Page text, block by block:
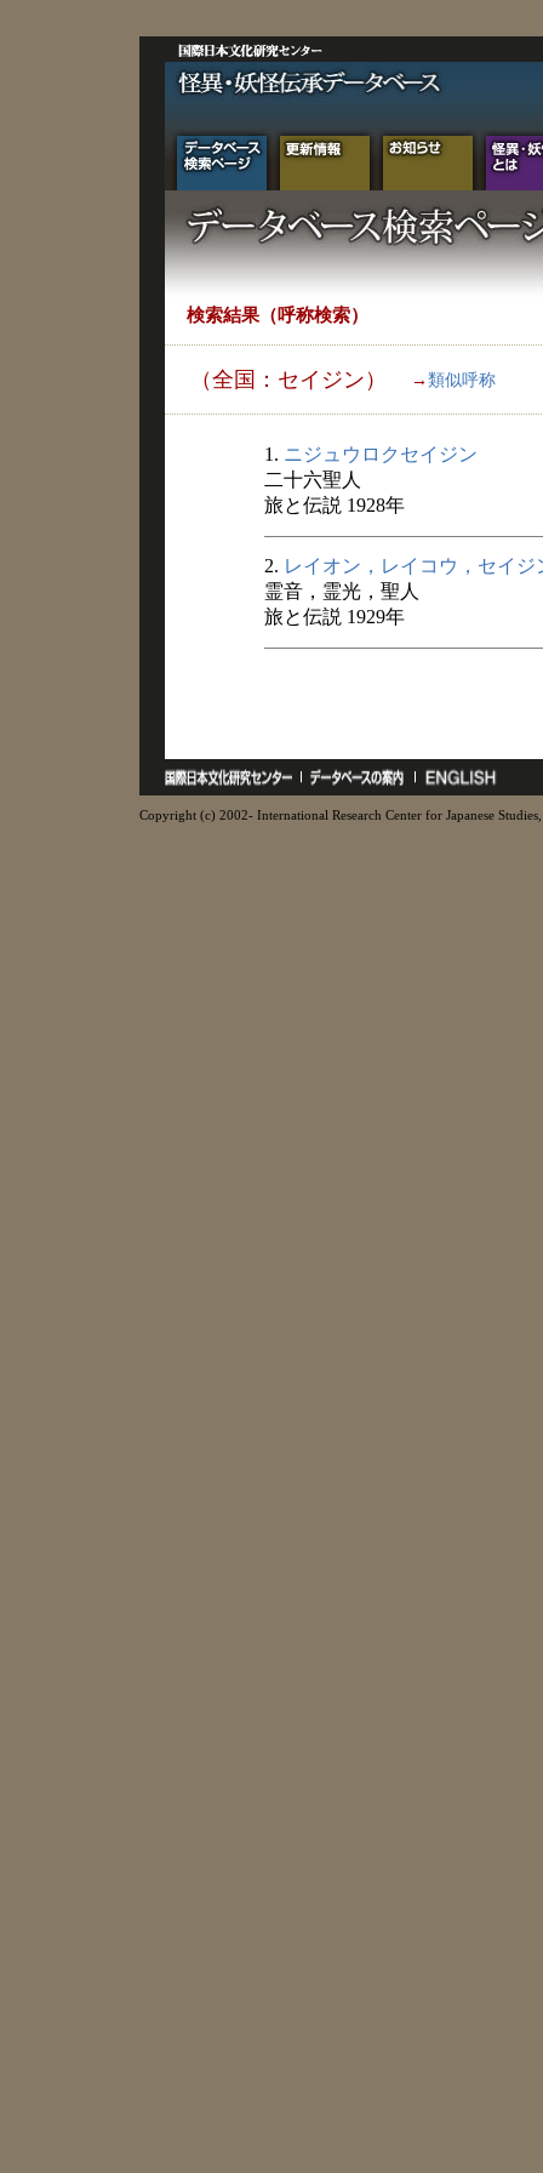
検索結果（呼称検索）
（全国：セイジン） → 類似呼称
1. ニジュウロクセイジン
二十六聖人
旅と伝説 1928年
2. レイオン，レイコウ，セイジ
霊音，霊光，聖人
旅と伝説 1929年
Copyright (c) 2002- International Research Center for Japanese